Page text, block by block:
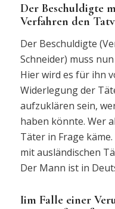
Der Beschuldigte
Verfahren den
Der Beschuldigte
Schneider) muss
Hier wird es für ihn
Widerlegung der
aufzuklären sein,
haben könnte. Wer
Täter in Frage
mit ausländischen
Der Mann ist in
Iim Falle einer